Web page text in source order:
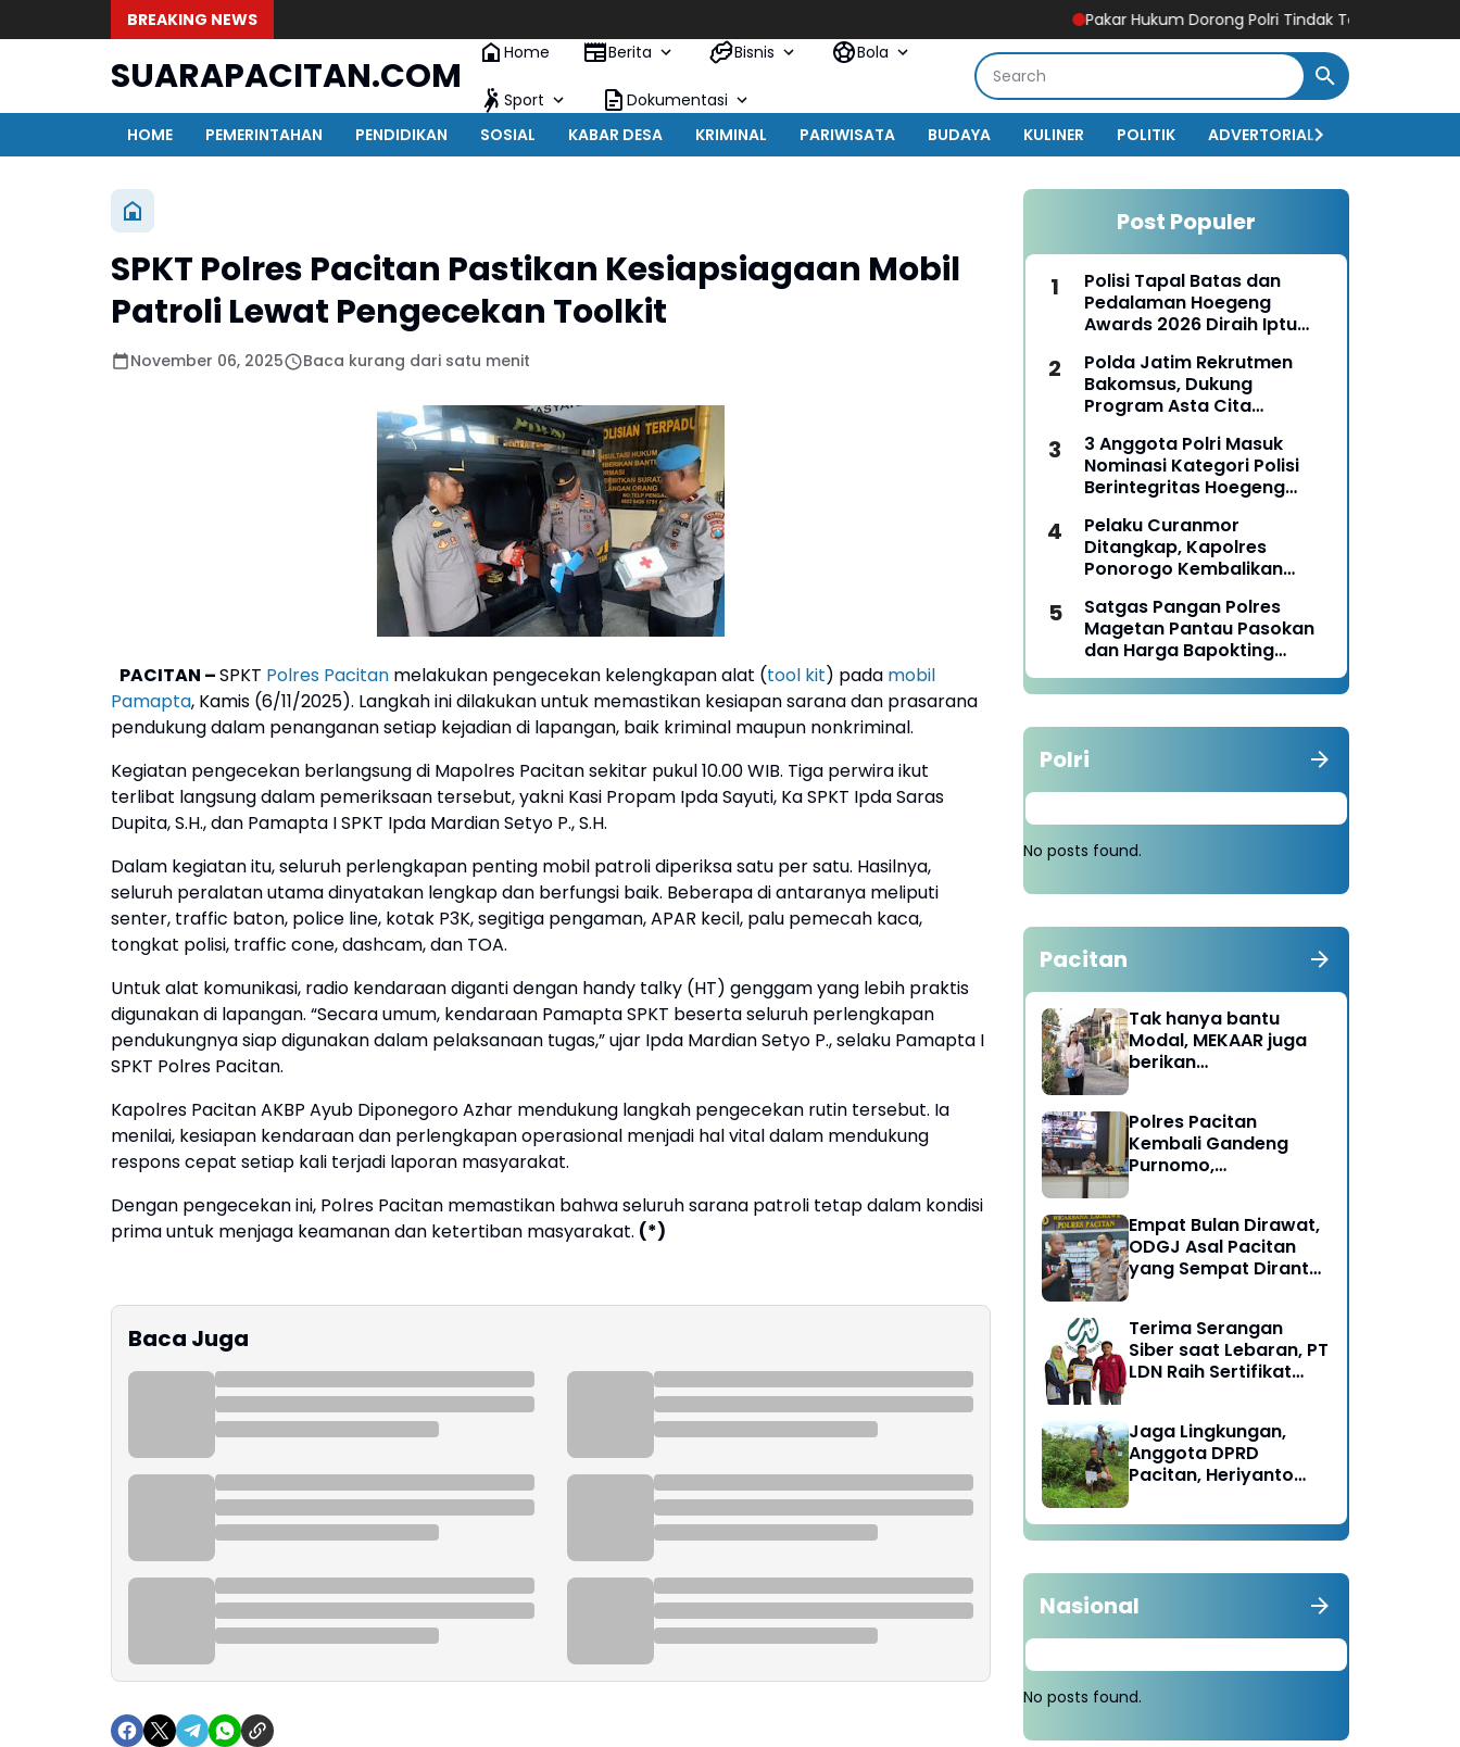
BREAKING NEWS Pakar Hukum Dorong Polri Tindak Tegas Konten Medsos
SUARAPACITAN.COM
Home Berita Bisnis Bola
Sport
Dokumentasi
HOME
PEMERINTAHAN PENDIDIKAN SOSIAL KABAR DESA KRIMINAL PARIWISATA BUDAYA KULINER POLITIK ADVERTORIAL
SPKT Polres Pacitan Pastikan Kesiapsiagaan Mobil
Patroli Lewat Pengecekan Toolkit
November 06, 2025 Baca kurang dari satu menit
PACITAN –SPKT Polres Pacitan melakukan pengecekan kelengkapan alat (tool kit) pada mobil
Pamapta, Kamis (6/11/2025). Langkah ini dilakukan untuk memastikan kesiapan sarana dan prasarana
pendukung dalam penanganan setiap kejadian di lapangan, baik kriminal maupun nonkriminal.
Kegiatan pengecekan berlangsung di Mapolres Pacitan sekitar pukul 10.00 WIB. Tiga perwira ikut
terlibat langsung dalam pemeriksaan tersebut, yakni Kasi Propam Ipda Sayuti, Ka SPKT Ipda Saras
Dupita, S.H., dan Pamapta I SPKT Ipda Mardian Setyo P., S.H.
Dalam kegiatan itu, seluruh perlengkapan penting mobil patroli diperiksa satu per satu. Hasilnya,
seluruh peralatan utama dinyatakan lengkap dan berfungsi baik. Beberapa di antaranya meliputi
senter, traffic baton, police line, kotak P3K, segitiga pengaman, APAR kecil, palu pemecah kaca,
tongkat polisi, traffic cone, dashcam, dan TOA.
Untuk alat komunikasi, radio kendaraan diganti dengan handy talky (HT) genggam yang lebih praktis
digunakan di lapangan. “Secara umum, kendaraan Pamapta SPKT beserta seluruh perlengkapan
pendukungnya siap digunakan dalam pelaksanaan tugas,” ujar Ipda Mardian Setyo P., selaku Pamapta I
SPKT Polres Pacitan.
Kapolres Pacitan AKBP Ayub Diponegoro Azhar mendukung langkah pengecekan rutin tersebut. Ia
menilai, kesiapan kendaraan dan perlengkapan operasional menjadi hal vital dalam mendukung
respons cepat setiap kali terjadi laporan masyarakat.
Dengan pengecekan ini, Polres Pacitan memastikan bahwa seluruh sarana patroli tetap dalam kondisi
prima untuk menjaga keamanan dan ketertiban masyarakat. (*)
Baca Juga
Post Populer
Polisi Tapal Batas dan
Pedalaman Hoegeng
Awards 2026 Diraih Iptu
Pengabdian Humanis di
Nduga
Polda Jatim Rekrutmen
Bakomsus, Dukung
Program Asta Cita
3 Anggota Polri Masuk
Nominasi Kategori Polisi
Berintegritas Hoegeng
Pelaku Curanmor
Ditangkap, Kapolres
Ponorogo Kembalikan
Satgas Pangan Polres
Magetan Pantau Pasokan
dan Harga Bapokting
Pascalebaran
Polri
No posts found.
Pacitan
Tak hanya bantu
Modal, MEKAAR juga
berikan
Dapur Tetap Ngebul
Polres Pacitan
Kembali Gandeng
Purnomo,
Rehabilitasi
Empat Bulan Dirawat,
ODGJ Asal Pacitan
yang Sempat Dirantai
Terima Serangan
Siber saat Lebaran, PT
LDN Raih Sertifikat
Karesidenan Madiun
Raya
Jaga Lingkungan,
Anggota DPRD
Pacitan, Heriyanto
Tebang 100 Pohon
diganti Tanam 1000
Nasional
No posts found.